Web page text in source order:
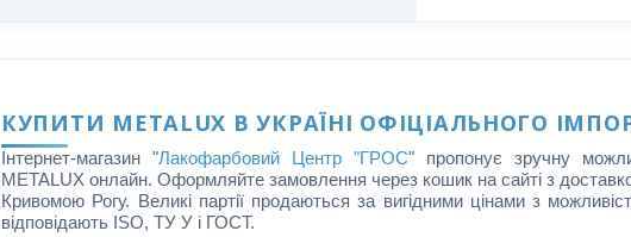
КУПИТИ METALUX В УКРАЇНІ ОФІЦІАЛЬНОГО
Інтернет-магазин "Лакофарбовий Центр "ГРОС" пропонує зручну
METALUX онлайн. Оформляйте замовлення через кошик на сайті з
Кривомою Рогу. Великі партії продаються за вигідними цінами з
відповідають ISO, ТУ У і ГОСТ.